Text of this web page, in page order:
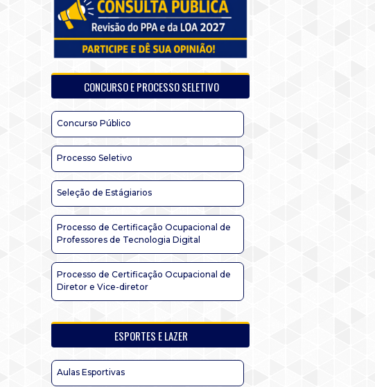
CONCURSO E PROCESSO SELETIVO
Concurso Público
Processo Seletivo
Seleção de Estágiarios
Processo de Certificação Ocupacional de
Professores de Tecnologia Digital
Processo de Certificação Ocupacional de
Diretor e Vice-diretor
ESPORTES E LAZER
Aulas Esportivas